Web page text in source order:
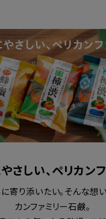
さしい、ペリカン
寄り添いたい。そんな想
カンファミリー石鹸。